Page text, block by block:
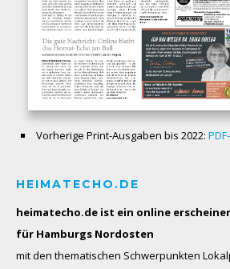
Vorherige Print-Ausgaben bis 2022:
HEIMATECHO.DE
heimatecho.de ist ein online
für Hamburgs Nordosten
mit den thematischen Schwerpunkten